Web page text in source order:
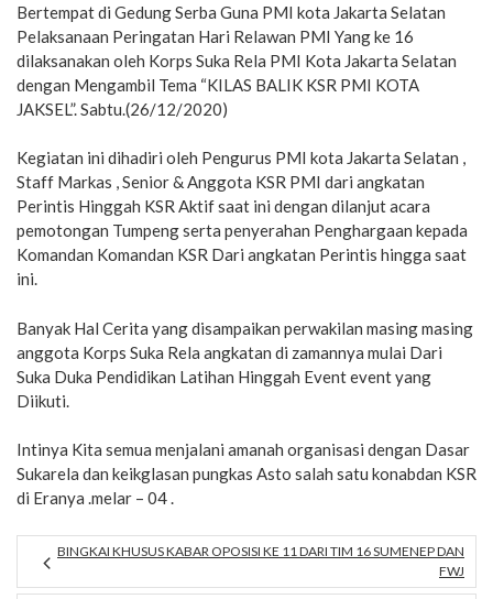
Bertempat di Gedung Serba Guna PMI kota Jakarta Selatan
Pelaksanaan Peringatan Hari Relawan PMI Yang ke 16
dilaksanakan oleh Korps Suka Rela PMI Kota Jakarta Selatan
dengan Mengambil Tema “KILAS BALIK KSR PMI KOTA
JAKSEL”. Sabtu.(26/12/2020)
Kegiatan ini dihadiri oleh Pengurus PMI kota Jakarta Selatan ,
Staff Markas , Senior & Anggota KSR PMI dari angkatan
Perintis Hinggah KSR Aktif saat ini dengan dilanjut acara
pemotongan Tumpeng serta penyerahan Penghargaan kepada
Komandan Komandan KSR Dari angkatan Perintis hingga saat
ini.
Banyak Hal Cerita yang disampaikan perwakilan masing masing
anggota Korps Suka Rela angkatan di zamannya mulai Dari
Suka Duka Pendidikan Latihan Hinggah Event event yang
Diikuti.
Intinya Kita semua menjalani amanah organisasi dengan Dasar
Sukarela dan keikglasan pungkas Asto salah satu konabdan KSR
di Eranya .melar – 04 .
BINGKAI KHUSUS KABAR OPOSISI KE 11 DARI TIM 16 SUMENEP DAN
FWJ